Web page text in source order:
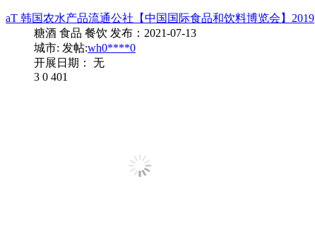
aT 韩国农水产品流通公社【中国国际食品和饮料博览会】2019
糖酒 食品 餐饮 发布：2021-07-13
城市: 发帖:wh0****0
开展日期： 无
3 0 401